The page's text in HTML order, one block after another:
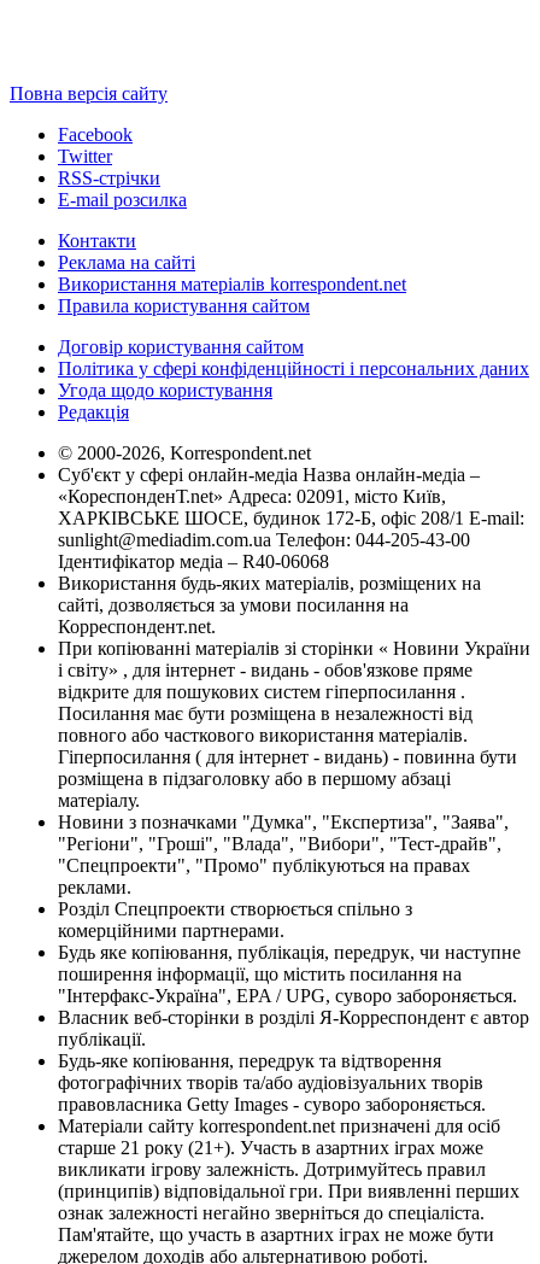
Повна версія сайту
Facebook
Twitter
RSS-стрічки
E-mail розсилка
Контакти
Реклама на сайті
Використання матеріалів korrespondent.net
Правила користування сайтом
Договір користування сайтом
Політика у сфері конфіденційності і персональних даних
Угода щодо користування
Редакція
© 2000-2026, Korrespondent.net
Суб'єкт у сфері онлайн-медіа Назва онлайн-медіа –
«КореспонденТ.net» Адреса: 02091, місто Київ,
ХАРКІВСЬКЕ ШОСЕ, будинок 172-Б, офіс 208/1 E-mail:
sunlight@mediadim.com.ua Телефон: 044-205-43-00
Ідентифікатор медіа – R40-06068
Використання будь-яких матеріалів, розміщених на
сайті, дозволяється за умови посилання на
Корреспондент.net.
При копіюванні матеріалів зі сторінки « Новини України
і світу» , для інтернет - видань - обов'язкове пряме
відкрите для пошукових систем гіперпосилання .
Посилання має бути розміщена в незалежності від
повного або часткового використання матеріалів.
Гіперпосилання ( для інтернет - видань) - повинна бути
розміщена в підзаголовку або в першому абзаці
матеріалу.
Новини з позначками "Думка", "Експертиза", "Заява",
"Регіони", "Гроші", "Влада", "Вибори", "Тест-драйв",
"Спецпроекти", "Промо" публікуються на правах
реклами.
Розділ Спецпроекти створюється спільно з
комерційними партнерами.
Будь яке копіювання, публікація, передрук, чи наступне
поширення інформації, що містить посилання на
"Інтерфакс-Україна", EPA / UPG, суворо забороняється.
Власник веб-сторінки в розділі Я-Корреспондент є автор
публікації.
Будь-яке копіювання, передрук та відтворення
фотографічних творів та/або аудіовізуальних творів
правовласника Getty Images - суворо забороняється.
Матеріали сайту korrespondent.net призначені для осіб
старше 21 року (21+). Участь в азартних іграх може
викликати ігрову залежність. Дотримуйтесь правил
(принципів) відповідальної гри. При виявленні перших
ознак залежності негайно зверніться до спеціаліста.
Пам'ятайте, що участь в азартних іграх не може бути
джерелом доходів або альтернативою роботі.